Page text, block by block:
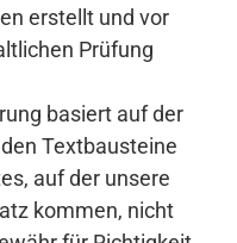
erstellt und vor
Prüfung
basiert auf der
Textbausteine
auf der unsere
kommen, nicht